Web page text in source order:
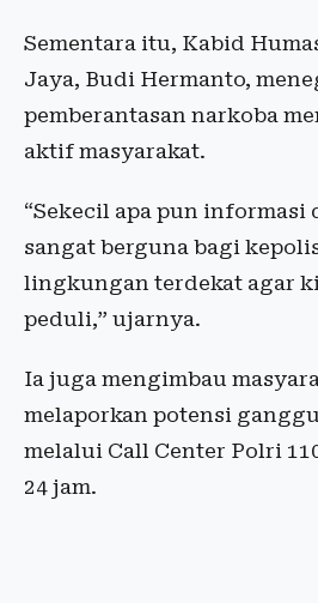
Sementara itu, Kabid
Jaya, Budi Hermanto,
pemberantasan narkoba
aktif masyarakat.
“Sekecil apa pun informasi
sangat berguna bagi
lingkungan terdekat agar
peduli,” ujarnya.
Ia juga mengimbau
melaporkan potensi
melalui Call Center Polri
24 jam.